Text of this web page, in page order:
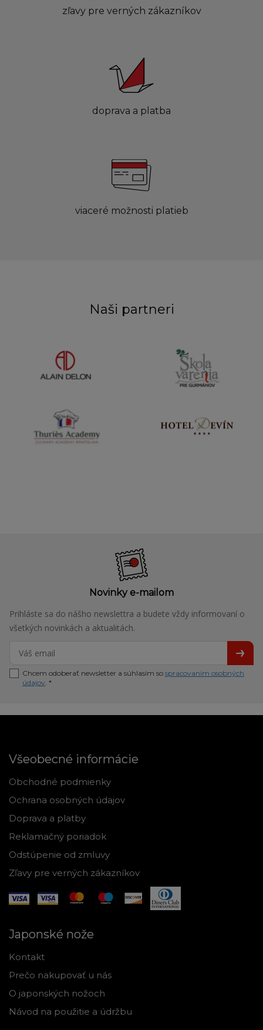
zľavy pre verných zákazníkov
doprava a platba
viaceré možnosti platieb
Naši partneri
Novinky e-mailom
Prihláste sa do nášho newslettra a budete vždy informovaní o
všetkých novinkách a aktualitách.
Chcem odoberať newsletter a súhlasím so spracovaním osobných
údajov . *
Všeobecné informácie
Obchodné podmienky
Ochrana osobných údajov
Doprava a platby
Reklamačný poriadok
Odstúpenie od zmluvy
Zľavy pre verných zákazníkov
Japonské nože
Kontakt
Prečo nakupovať u nás
O japonských nožoch
Návod na použitie a údržbu